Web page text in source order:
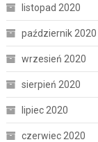
listopad 2020
październik 2020
wrzesień 2020
sierpień 2020
lipiec 2020
czerwiec 2020